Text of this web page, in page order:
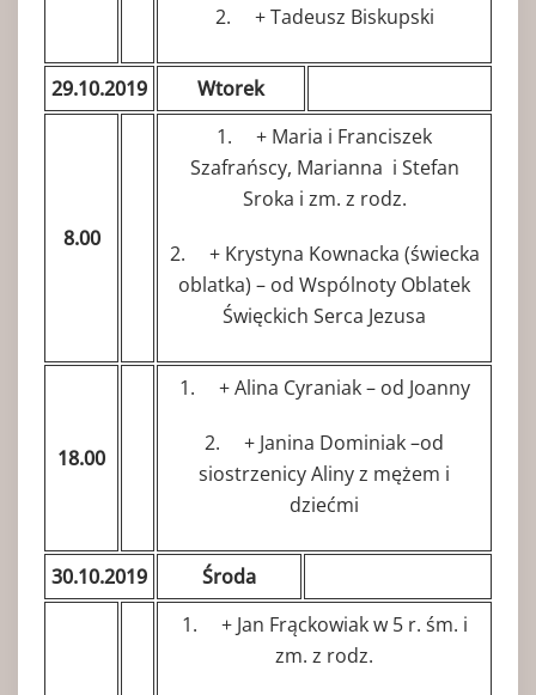
2. + Tadeusz Biskupski
29.10.2019 Wtorek
8.00
1. + Maria i Franciszek
Szafrańscy, Marianna i Stefan
Sroka i zm. z rodz.
2. + Krystyna Kownacka (świecka
oblatka) – od Wspólnoty Oblatek
Święckich Serca Jezusa
18.00
1. + Alina Cyraniak – od Joanny
2. + Janina Dominiak –od
siostrzenicy Aliny z mężem i
dziećmi
30.10.2019 Środa
1. + Jan Frąckowiak w 5 r. śm. i
zm. z rodz.